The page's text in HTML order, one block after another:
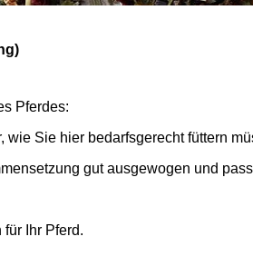
Pferdes:
wie Sie hier bedarfsgerecht füttern
gut ausgewogen und
Ihr Pferd.